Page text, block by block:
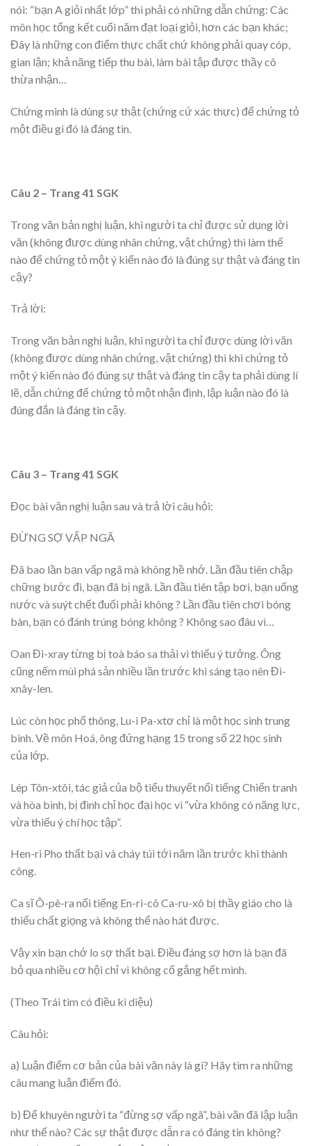
nói: “bạn A giỏi nhất lớp” thì phải có những dẫn chứng: Các
môn học tổng kết cuối năm đạt loại giỏi, hơn các bạn khác;
Đây là những con điểm thực chất chứ không phải quay cóp,
gian lận; khả năng tiếp thu bài, làm bài tập được thầy cô
thừa nhận…
Chứng minh là dùng sự thật (chứng cứ xác thực) để chứng tỏ
một điều gì đó là đáng tin.
Câu 2 – Trang 41 SGK
Trong văn bản nghị luận, khi người ta chỉ được sử dụng lời
văn (không được dùng nhân chứng, vật chứng) thì làm thế
nào để chứng tỏ một ý kiến nào đó là đúng sự thật và đáng tin
cậy?
Trả lời:
Trong văn bản nghị luận, khi người ta chỉ được dùng lời văn
(không được dùng nhân chứng, vật chứng) thì khi chứng tỏ
một ý kiến nào đó đúng sự thật và đáng tin cậy ta phải dùng lí
lẽ, dẫn chứng để chứng tỏ một nhận định, lập luận nào đó là
đúng đắn là đáng tin cậy.
Câu 3 – Trang 41 SGK
Đọc bài văn nghị luận sau và trả lời câu hỏi:
ĐỪNG SỢ VẤP NGÃ
Đã bao lần bạn vấp ngã mà không hề nhớ. Lần đầu tiên chập
chững bước đi, bạn đã bị ngã. Lần đầu tiên tập bơi, bạn uống
nước và suýt chết đuối phải không ? Lần đầu tiên chơi bóng
bàn, bạn có đánh trúng bóng không ? Không sao đâu vì…
Oan Đi-xray từng bị toà báo sa thải vì thiếu ý tưởng. Ông
cũng nếm mùi phá sản nhiều lần trước khi sáng tạo nên Đi-
xnây-len.
Lúc còn học phổ thông, Lu-i Pa-xtơ chỉ là một học sinh trung
bình. Về môn Hoá, ông đứng hạng 15 trong số 22 học sinh
của lớp.
Lép Tôn-xtôi, tác giả của bộ tiểu thuyết nổi tiếng Chiến tranh
và hòa bình, bị đình chỉ học đại học vì “vừa không có năng lực,
vừa thiếu ý chí học tập”.
Hen-ri Pho thất bại và cháy túi tới năm lần trước khi thành
công.
Ca sĩ Ô-pê-ra nổi tiếng En-ri-cô Ca-ru-xô bị thầy giáo cho là
thiếu chất giọng và không thể nào hát được.
Vậy xin bạn chớ lo sợ thất bại. Điều đáng sợ hơn là bạn đã
bỏ qua nhiều cơ hội chỉ vì không cố gắng hết mình.
(Theo Trái tim có điều kì diệu)
Câu hỏi:
a) Luận điểm cơ bản của bài văn này là gì? Hãy tìm ra những
câu mang luận điểm đó.
b) Để khuyên người ta “đừng sợ vấp ngã”, bài văn đã lập luận
như thế nào? Các sự thật được dẫn ra có đáng tin không?